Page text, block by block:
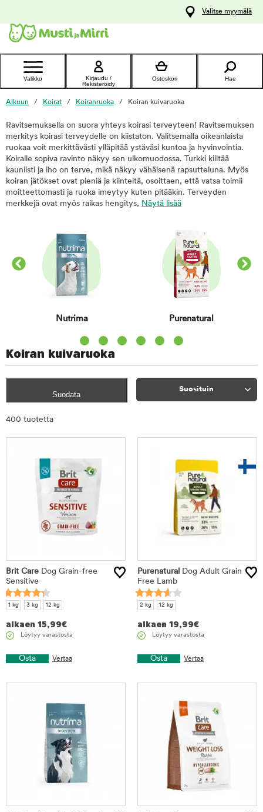
Ota yhteyttä
asiakaspalveluun
Valitse myymälä
Valikko
Kirjaudu /
Rekisteröidy
Ostoskori Hae
Alkuun Koirat Koiranruoka Koiran kuivaruoka
Ravitsemuksella on suora yhteys koirasi terveyteen! Ravitsemuksen
merkitys koirasi terveydelle on kiistaton. Valitsemalla oikeanlaista
ruokaa voit merkittävästi ylläpitää ystäväsi kuntoa ja hyvinvointia.
Koiralle sopiva ravinto näkyy sen ulkomuodossa. Turkki kiiltää
kauniisti ja iho on terve, mikä näkyy vähäisenä rapsutteluna. Myös
koiran jätökset ovat pieniä ja kiinteitä, osoittaen, että vatsa toimii
moitteettomasti ja ruoka imeytyy kuten pitääkin. Terveyden
merkkejä ovat myös raikas hengitys, Näytä lisää
Nutrima Purenatural
Item 1 of 6
Koiran kuivaruoka
Suodata
Suosituin
400 tuotetta
Brit Care Dog Grain-free
Sensitive
1 kg 3 kg 12 kg
alkaen 15,99€
Löytyy varastosta
Osta Vertaa
Purenatural Dog Adult Grain
Free Lamb
2 kg 12 kg
alkaen 19,99€
Löytyy varastosta
Osta Vertaa